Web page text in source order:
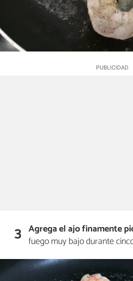
3 Agrega el ajo finamente
fuego muy bajo durante